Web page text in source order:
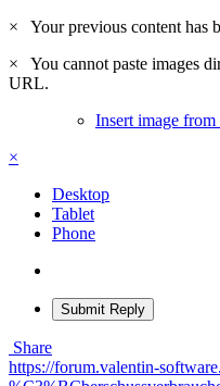
×
Your previous content has
×
You cannot paste images
URL.
Insert image
×
Desktop
Tablet
Phone
Submit Reply
Share
https://forum.valentin-